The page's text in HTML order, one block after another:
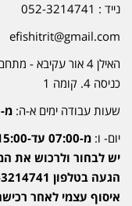
נייד : 052-3214741
efishitrit@gmail.com
כניסה 4. קומה 1
שעות עבודה ימים א-ה: מ-07:00 עד-20:00
יום- ו: מ-07:00 עד-15:00
יש לבחור ולרכוש את
הגעה בטלפון 052-3214741
איסוף עצמי לאחר